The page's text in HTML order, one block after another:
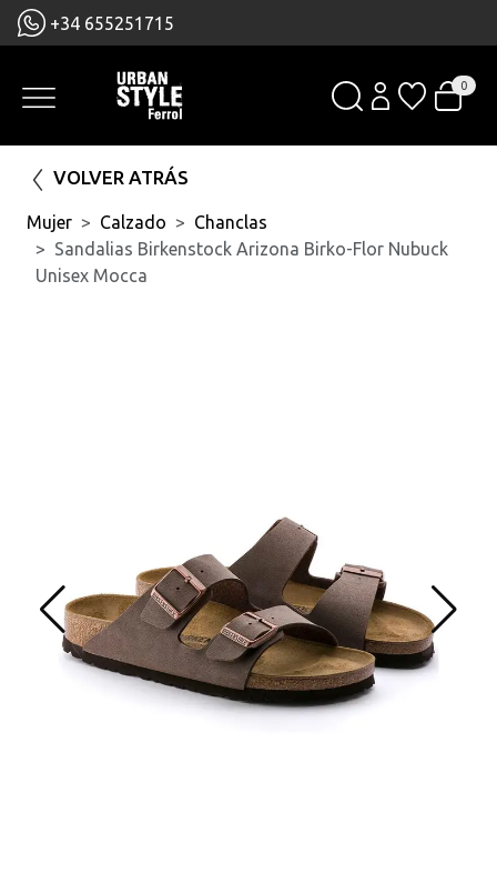
+34 655251715
0
VOLVER ATRÁS
Mujer Calzado
Chanclas
Sandalias Birkenstock Arizona Birko-Flor Nubuck
Unisex Mocca